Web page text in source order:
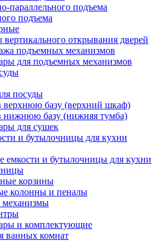
параллельного подъема
подъема
открывания дверей
подъемных механизмов
для подъемных механизмов
посуды
базу (верхний шкаф)
базу (нижняя тумба)
для сушек
и бутылочницы для кухни
емкости и бутылочницы для кухни
корзины
колонны и пеналы
механизмы
и комплектующие
ванных комнат